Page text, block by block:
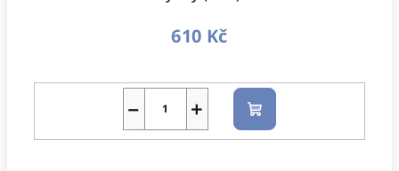
610 Kč
+
− Do
košíku